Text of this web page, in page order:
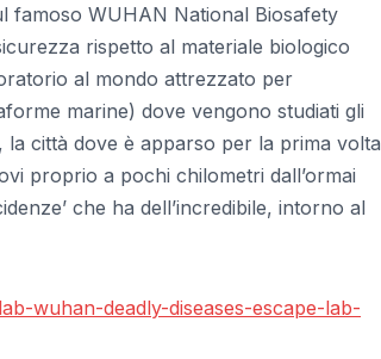
famoso WUHAN National Biosafety
rispetto al materiale biologico
al mondo attrezzato per
marine) dove vengono studiati gli
città dove è apparso per la prima volta
proprio a pochi chilometri dall’ormai
che ha dell’incredibile, intorno al
wuhan-deadly-diseases-escape-lab-